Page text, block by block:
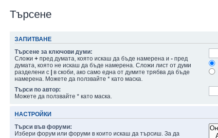
Търсене
ЗАПИТВАНЕ
Търсене за ключови думи:
Сложи + пред думата, която искаш да бъде намерена и - пред
думата, която не искаш да бъде намерена. Сложи лист от думи
разделени с
в скоби, ако само една от думите трябва да бъде
намерена. Можете да ползвайте * като маска.
Търси по автор:
Можете да ползвайте * като маска.
НАСТРОЙКИ
Търси във форуми:
Избери форум или форуми в които искаш да търсиш. За да